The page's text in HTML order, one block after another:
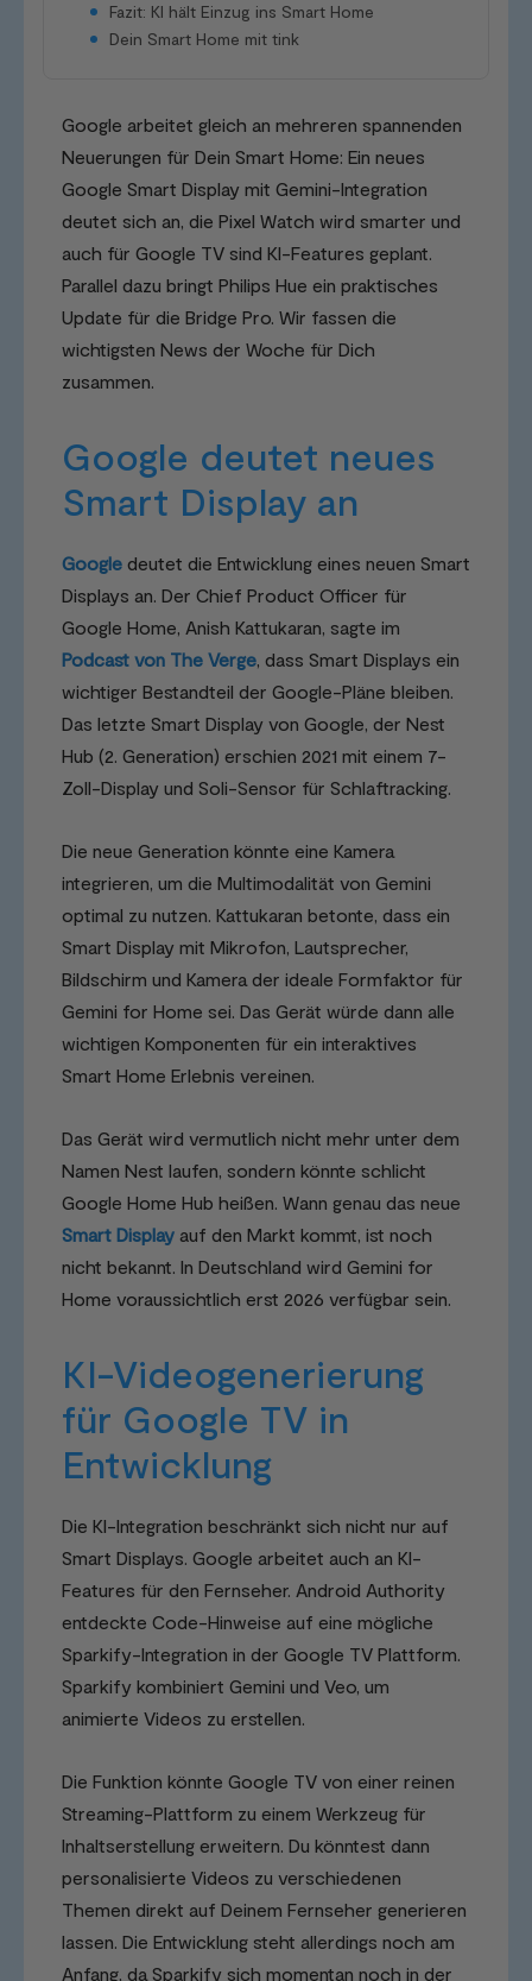
Fazit: KI hält Einzug ins Smart Home
Dein Smart Home mit tink
Google arbeitet gleich an mehreren spannenden
Neuerungen für Dein Smart Home: Ein neues
Google Smart Display mit Gemini-Integration
deutet sich an, die Pixel Watch wird smarter und
auch für Google TV sind KI-Features geplant.
Parallel dazu bringt Philips Hue ein praktisches
Update für die Bridge Pro. Wir fassen die
wichtigsten News der Woche für Dich
zusammen.
Google deutet neues
Smart Display an
Google deutet die Entwicklung eines neuen Smart
Displays an. Der Chief Product Officer für
Google Home, Anish Kattukaran, sagte im
Podcast von The Verge, dass Smart Displays ein
wichtiger Bestandteil der Google-Pläne bleiben.
Das letzte Smart Display von Google, der Nest
Hub (2. Generation) erschien 2021 mit einem 7-
Zoll-Display und Soli-Sensor für Schlaftracking.
Die neue Generation könnte eine Kamera
integrieren, um die Multimodalität von Gemini
optimal zu nutzen. Kattukaran betonte, dass ein
Smart Display mit Mikrofon, Lautsprecher,
Bildschirm und Kamera der ideale Formfaktor für
Gemini for Home sei. Das Gerät würde dann alle
wichtigen Komponenten für ein interaktives
Smart Home Erlebnis vereinen.
Das Gerät wird vermutlich nicht mehr unter dem
Namen Nest laufen, sondern könnte schlicht
Google Home Hub heißen. Wann genau das neue
Smart Display auf den Markt kommt, ist noch
nicht bekannt. In Deutschland wird Gemini for
Home voraussichtlich erst 2026 verfügbar sein.
KI-Videogenerierung
für Google TV in
Entwicklung
Die KI-Integration beschränkt sich nicht nur auf
Smart Displays. Google arbeitet auch an KI-
Features für den Fernseher. Android Authority
entdeckte Code-Hinweise auf eine mögliche
Sparkify-Integration in der Google TV Plattform.
Sparkify kombiniert Gemini und Veo, um
animierte Videos zu erstellen.
Die Funktion könnte Google TV von einer reinen
Streaming-Plattform zu einem Werkzeug für
Inhaltserstellung erweitern. Du könntest dann
personalisierte Videos zu verschiedenen
Themen direkt auf Deinem Fernseher generieren
lassen. Die Entwicklung steht allerdings noch am
Anfang, da Sparkify sich momentan noch in der